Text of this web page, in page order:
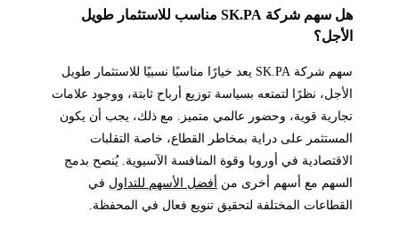
هل سهم شركة SK.PA مناسب للاستثمار طويل
الأجل؟
سهم شركة SK.PA يعد خيارًا مناسبًا نسبيًا للاستثمار طويل
الأجل، نظرًا لتمتعه بسياسة توزيع أرباح ثابتة، ووجود علامات
تجارية قوية، وحضور عالمي متميز. مع ذلك، يجب أن يكون
المستثمر على دراية بمخاطر القطاع، خاصة التقلبات
الاقتصادية في أوروبا وقوة المنافسة الآسيوية. يُنصح بدمج
السهم مع أسهم أخرى من أفضل الأسهم للتداول في
القطاعات المختلفة لتحقيق تنويع فعال في المحفظة.